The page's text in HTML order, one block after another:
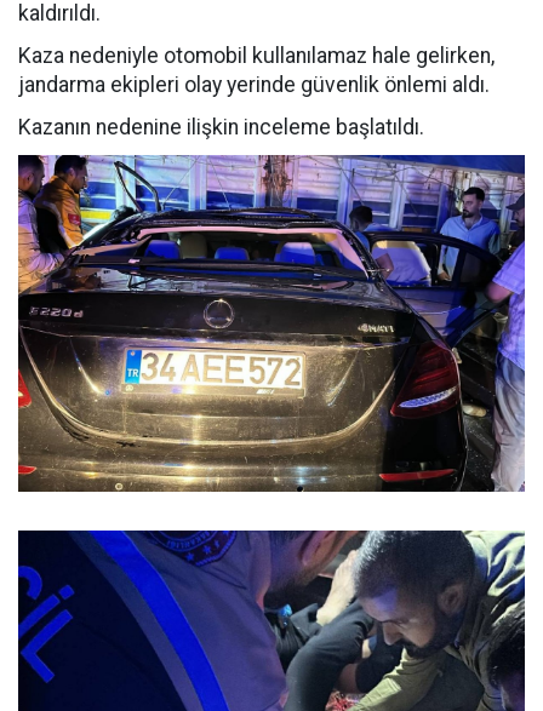
kaldırıldı.
Kaza nedeniyle otomobil kullanılamaz hale gelirken,
jandarma ekipleri olay yerinde güvenlik önlemi aldı.
Kazanın nedenine ilişkin inceleme başlatıldı.